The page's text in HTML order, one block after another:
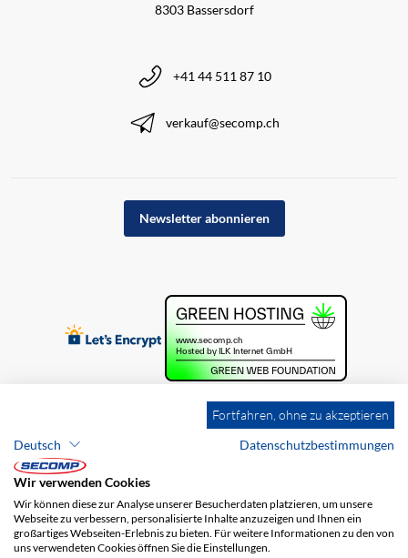
8303 Bassersdorf
+41 44 511 87 10
verkauf@secomp.ch
Newsletter abonnieren
Brands Impressum AGB
Fortfahren, ohne zu akzeptieren
Deutsch
Datenschutzbestimmungen
Wir verwenden Cookies
Wir können diese zur Analyse unserer Besucherdaten platzieren, um unsere
Webseite zu verbessern, personalisierte Inhalte anzuzeigen und Ihnen ein
großartiges Webseiten-Erlebnis zu bieten. Für weitere Informationen zu den von
uns verwendeten Cookies öffnen Sie die Einstellungen.